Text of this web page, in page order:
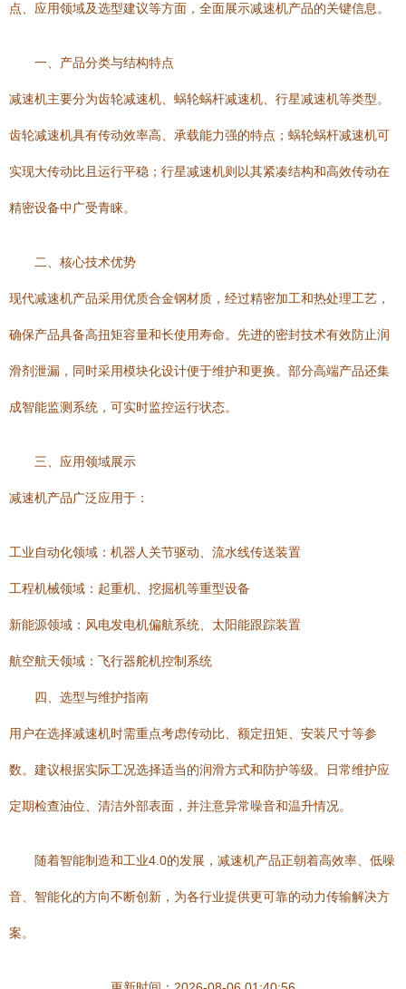
点、应用领域及选型建议等方面，全面展示减速机产品的关键信息。
一、产品分类与结构特点
减速机主要分为齿轮减速机、蜗轮蜗杆减速机、行星减速机等类型。
齿轮减速机具有传动效率高、承载能力强的特点；蜗轮蜗杆减速机可
实现大传动比且运行平稳；行星减速机则以其紧凑结构和高效传动在
精密设备中广受青睐。
二、核心技术优势
现代减速机产品采用优质合金钢材质，经过精密加工和热处理工艺，
确保产品具备高扭矩容量和长使用寿命。先进的密封技术有效防止润
滑剂泄漏，同时采用模块化设计便于维护和更换。部分高端产品还集
成智能监测系统，可实时监控运行状态。
三、应用领域展示
减速机产品广泛应用于：
工业自动化领域：机器人关节驱动、流水线传送装置
工程机械领域：起重机、挖掘机等重型设备
新能源领域：风电发电机偏航系统、太阳能跟踪装置
航空航天领域：飞行器舵机控制系统
四、选型与维护指南
用户在选择减速机时需重点考虑传动比、额定扭矩、安装尺寸等参
数。建议根据实际工况选择适当的润滑方式和防护等级。日常维护应
定期检查油位、清洁外部表面，并注意异常噪音和温升情况。
随着智能制造和工业4.0的发展，减速机产品正朝着高效率、低噪
音、智能化的方向不断创新，为各行业提供更可靠的动力传输解决方
案。